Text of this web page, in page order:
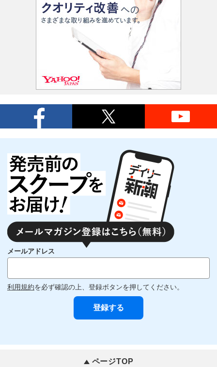
メールアドレス
利用規約を必ず確認の上、登録ボタンを押してください。
ページTOP